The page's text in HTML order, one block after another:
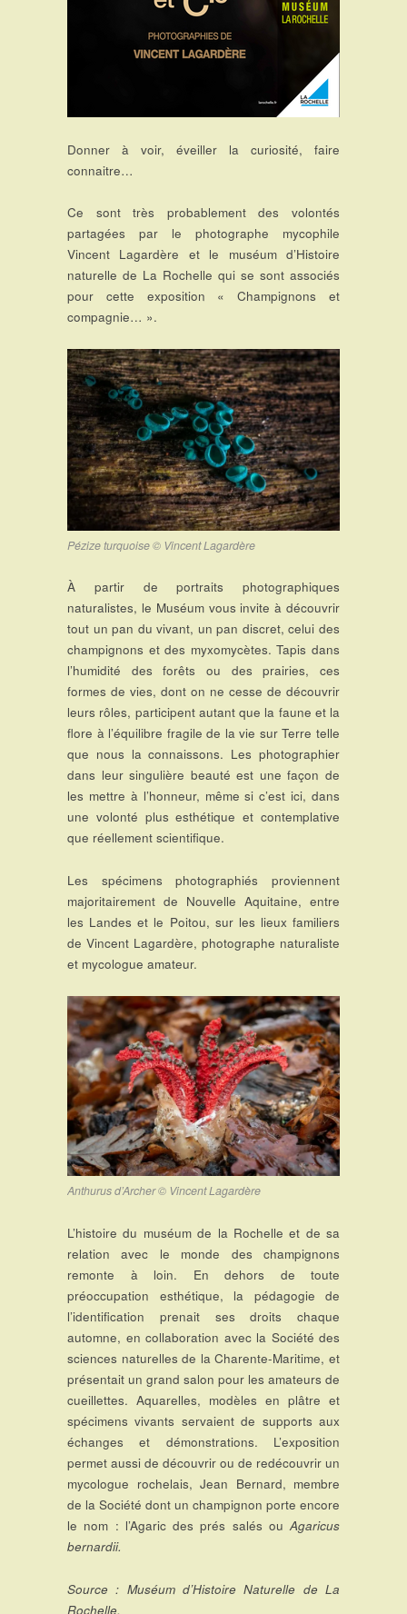
Donner à voir, éveiller la curiosité, faire
connaitre…
Ce sont très probablement des volontés
partagées par le photographe mycophile
Vincent Lagardère et le muséum d’Histoire
naturelle de La Rochelle qui se sont associés
pour cette exposition « Champignons et
compagnie… ».
Pézize turquoise © Vincent Lagardère
À partir de portraits photographiques
naturalistes, le Muséum vous invite à découvrir
tout un pan du vivant, un pan discret, celui des
champignons et des myxomycètes. Tapis dans
l’humidité des forêts ou des prairies, ces
formes de vies, dont on ne cesse de découvrir
leurs rôles, participent autant que la faune et la
flore à l’équilibre fragile de la vie sur Terre telle
que nous la connaissons. Les photographier
dans leur singulière beauté est une façon de
les mettre à l’honneur, même si c’est ici, dans
une volonté plus esthétique et contemplative
que réellement scientifique.
Les spécimens photographiés proviennent
majoritairement de Nouvelle Aquitaine, entre
les Landes et le Poitou, sur les lieux familiers
de Vincent Lagardère, photographe naturaliste
et mycologue amateur.
Anthurus d’Archer © Vincent Lagardère
L’histoire du muséum de la Rochelle et de sa
relation avec le monde des champignons
remonte à loin. En dehors de toute
préoccupation esthétique, la pédagogie de
l’identification prenait ses droits chaque
automne, en collaboration avec la Société des
sciences naturelles de la Charente-Maritime, et
présentait un grand salon pour les amateurs de
cueillettes. Aquarelles, modèles en plâtre et
spécimens vivants servaient de supports aux
échanges et démonstrations. L’exposition
permet aussi de découvrir ou de redécouvrir un
mycologue rochelais, Jean Bernard, membre
de la Société dont un champignon porte encore
le nom : l’Agaric des prés salés ouAgaricus
bernardii.
Source : Muséum d’Histoire Naturelle de La
Rochelle.